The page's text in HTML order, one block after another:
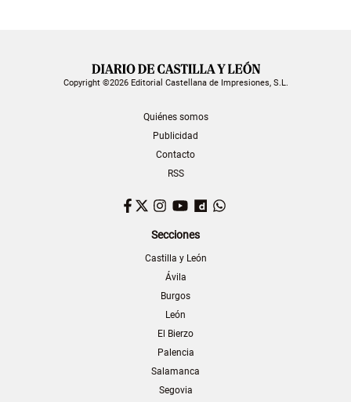
Copyright ©2026 Editorial Castellana de Impresiones, S.L.
Quiénes somos
Publicidad
Contacto
RSS
Facebook
TwitterInstagram
YouTubeDailymotion
Secciones
Castilla y León
Ávila
Burgos
León
El Bierzo
Palencia
Salamanca
Segovia